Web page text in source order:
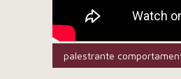
palestrante